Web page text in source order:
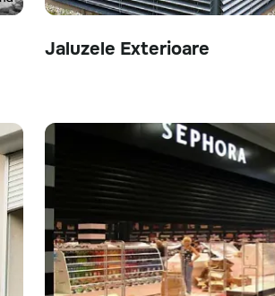
Jaluzele Exterioare